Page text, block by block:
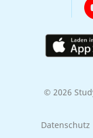
© 2026
Datenschutz